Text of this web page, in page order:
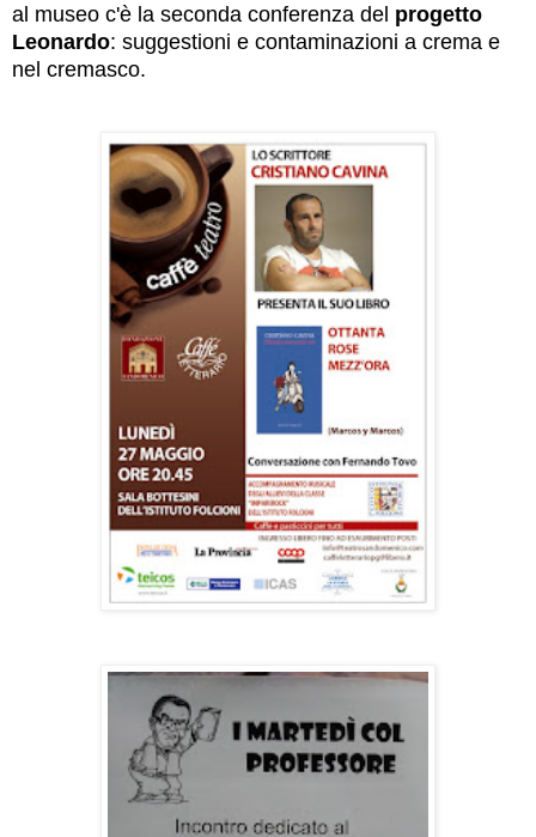
al museo c'è la seconda conferenza del progetto
Leonardo: suggestioni e contaminazioni a crema e
nel cremasco.